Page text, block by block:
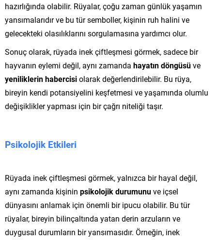
hazırlığında olabilir. Rüyalar, çoğu zaman günlük yaşamın
yansımalarıdır ve bu tür semboller, kişinin ruh halini ve
gelecekteki olasılıklarını sorgulamasına yardımcı olur.
Sonuç olarak, rüyada inek çiftleşmesi görmek, sadece bir
hayvanın eylemi değil, aynı zamanda hayatın döngüsüve
yeniliklerin habercisiolarak değerlendirilebilir. Bu rüya,
bireyin kendi potansiyelini keşfetmesi ve yaşamında olumlu
değişiklikler yapması için bir çağrı niteliği taşır.
Psikolojik Etkileri
Rüyada inek çiftleşmesi görmek, yalnızca bir hayal değil,
aynı zamanda kişinin psikolojik durumunuve içsel
dünyasını anlamak için önemli bir ipucu olabilir. Bu tür
rüyalar, bireyin bilinçaltında yatan derin arzuların ve
duygusal durumların bir yansımasıdır. Örneğin, inek